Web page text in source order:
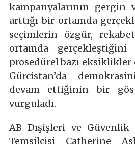
kampanyalarının gergin
arttığı bir ortamda
seçimlerin özgür,
ortamda gerçekleştiğini
prosedürel bazı eksiklikler
Gürcistan’da
devam ettiğinin bir
vurguladı.
AB Dışişleri ve Güvenlik
Temsilcisi Catherine